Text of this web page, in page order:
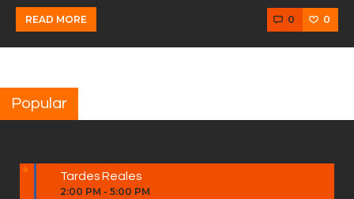
READ MORE 0 0
Popular
Tardes Reales
2:00 PM - 5:00 PM